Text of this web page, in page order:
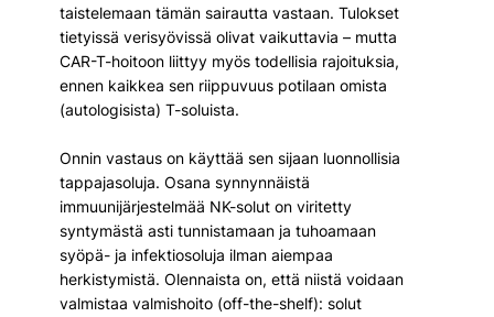
taistelemaan tämän sairautta vastaan. Tulokset
tietyissä verisyövissä olivat vaikuttavia – mutta
CAR-T-hoitoon liittyy myös todellisia rajoituksia,
ennen kaikkea sen riippuvuus potilaan omista
(autologisista) T-soluista.
Onnin vastaus on käyttää sen sijaan luonnollisia
tappajasoluja. Osana synnynnäistä
immuunijärjestelmää NK-solut on viritetty
syntymästä asti tunnistamaan ja tuhoamaan
syöpä- ja infektiosoluja ilman aiempaa
herkistymistä. Olennaista on, että niistä voidaan
valmistaa valmishoito (off-the-shelf): solut